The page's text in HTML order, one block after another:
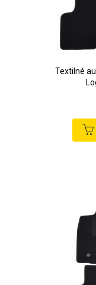
Textilné